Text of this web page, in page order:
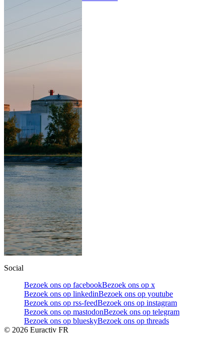
Social
Bezoek ons op facebookBezoek ons op x
Bezoek ons op linkedinBezoek ons op youtube
Bezoek ons op rss-feedBezoek ons op instagram
Bezoek ons op mastodonBezoek ons op telegram
Bezoek ons op blueskyBezoek ons op threads
© 2026 Euractiv FR